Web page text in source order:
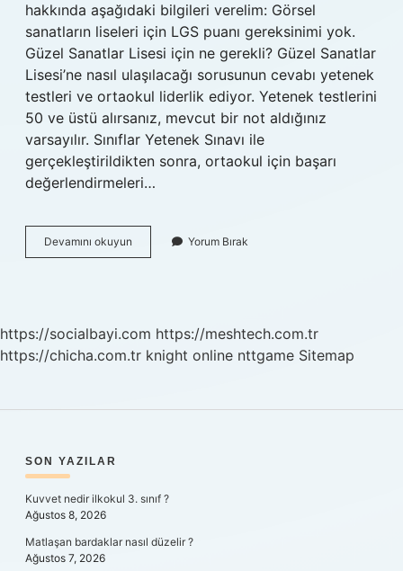
hakkında aşağıdaki bilgileri verelim: Görsel
sanatların liseleri için LGS puanı gereksinimi yok.
Güzel Sanatlar Lisesi için ne gerekli? Güzel Sanatlar
Lisesi’ne nasıl ulaşılacağı sorusunun cevabı yetenek
testleri ve ortaokul liderlik ediyor. Yetenek testlerini
50 ve üstü alırsanız, mevcut bir not aldığınız
varsayılır. Sınıflar Yetenek Sınavı ile
gerçekleştirildikten sonra, ortaokul için başarı
değerlendirmeleri…
Devamını okuyun
Sanatlar
Yorum Bırak
https://socialbayi.com https://meshtech.com.tr
https://chicha.com.tr knight online nttgame Sitemap
SIDEBAR
SON YAZILAR
Kuvvet nedir ilkokul 3. sınıf ?
Ağustos 8, 2026
Matlaşan bardaklar nasıl düzelir ?
Ağustos 7, 2026